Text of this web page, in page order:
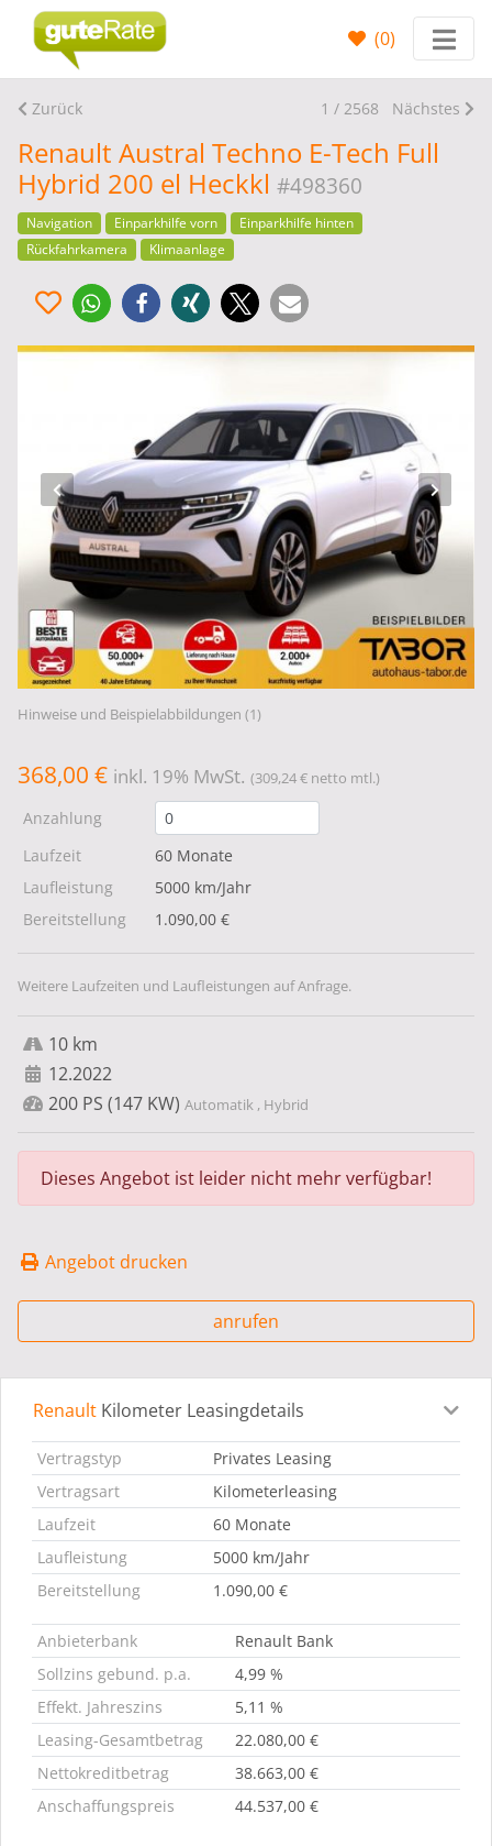
(0)
Zurück 1 / 2568 Nächstes
Renault Austral Techno E-Tech Full
Hybrid 200 el Heckkl #498360
Navigation Einparkhilfe vorn
Einparkhilfe hinten
Rückfahrkamera
Klimaanlage
Hinweise und Beispielabbildungen (1)
368,00 € inkl. 19% MwSt. (309,24 € netto mtl.)
Anzahlung
Laufzeit
60 Monate
Laufleistung
5000 km/Jahr
Bereitstellung
1.090,00 €
Weitere Laufzeiten und Laufleistungen auf Anfrage.
10 km
12.2022
200 PS (147 KW) Automatik , Hybrid
Dieses Angebot ist leider nicht mehr verfügbar!
Angebot drucken
anrufen
Leasingdetails Fahrzeugdetails
Renault Kilometer Leasingdetails
Vertragstyp
Privates Leasing
Vertragsart
Kilometerleasing
Laufzeit
60 Monate
Laufleistung
5000 km/Jahr
Bereitstellung
1.090,00 €
Anbieterbank
Renault Bank
Sollzins gebund. p.a.
4,99 %
Effekt. Jahreszins
5,11 %
Leasing-Gesamtbetrag
22.080,00 €
Nettokreditbetrag
38.663,00 €
Anschaffungspreis
44.537,00 €